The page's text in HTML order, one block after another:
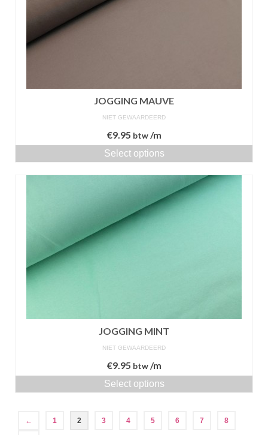
JOGGING MAUVE
NIET GEWAARDEERD
€9.95 btw/m
Select options
JOGGING MINT
NIET GEWAARDEERD
€9.95 btw/m
Select options
← 1 2 3 4 5 6 7 8